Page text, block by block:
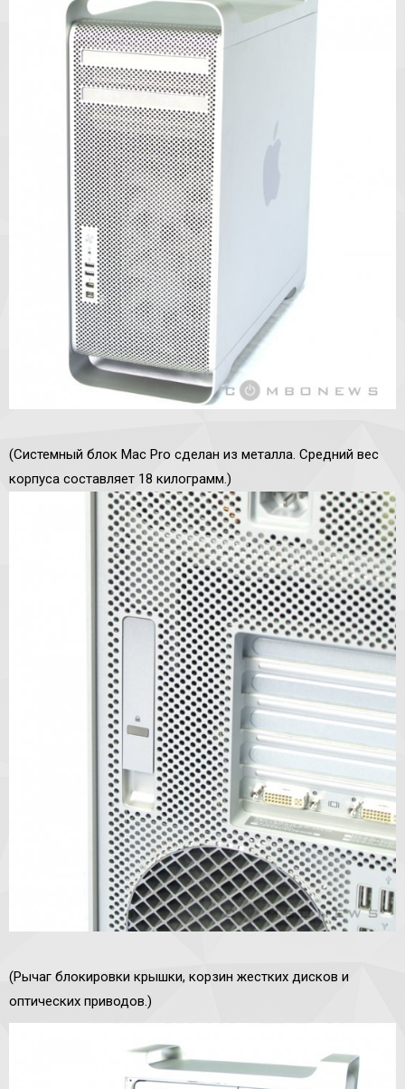
(Системный блок Mac Pro сделан из металла. Средний вес
корпуса составляет 18 килограмм.)
(Рычаг блокировки крышки, корзин жестких дисков и
оптических приводов.)